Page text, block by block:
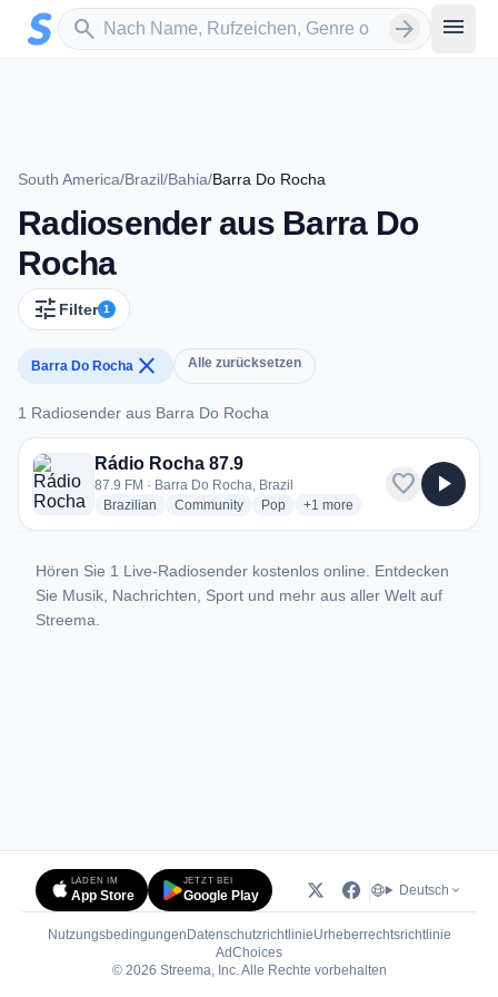
Zum Hauptinhalt springen
search
Sender suchen arrow_forward menu
South America/Brazil/Bahia/Barra Do Rocha
Radiosender aus Barra Do
Rocha
tune Filter 1
Barra Do Rocha close Alle zurücksetzen
1 Radiosender aus Barra Do Rocha
1 Radiosender aus Barra Do Rocha
Rádio Rocha 87.9
87.9 FM · Barra Do Rocha, Brazil
Brazilian radio stations
Communityradio stations
Popradio stations
+1 more genres for Rádio
more
favorite play_arrow
Hören Sie 1 Live-Radiosender kostenlos online. Entdecken
Sie Musik, Nachrichten, Sport und mehr aus aller Welt auf
Streema.
LADEN IM
App Store
JETZT BEI
Google Play Deutsch
Nutzungsbedingungen DatenschutzrichtlinieUrheberrechtsrichtlinie
AdChoices(öffnet in neuem Tab)
© 2026 Streema, Inc. Alle Rechte vorbehalten